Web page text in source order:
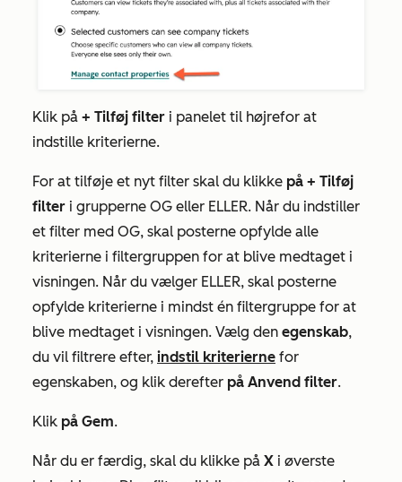
Klik på + Tilføj filter i panelet til højrefor at
indstille kriterierne.
For at tilføje et nyt filter skal du klikke på + Tilføj
filter i grupperne OG eller ELLER. Når du indstiller
et filter med OG, skal posterne opfylde alle
kriterierne i filtergruppen for at blive medtaget i
visningen. Når du vælger ELLER, skal posterne
opfylde kriterierne i mindst én filtergruppe for at
blive medtaget i visningen. Vælg den egenskab,
du vil filtrere efter, indstil kriterierne for
egenskaben, og klik derefter på Anvend filter.
Klik på Gem.
Når du er færdig, skal du klikke på X i øverste